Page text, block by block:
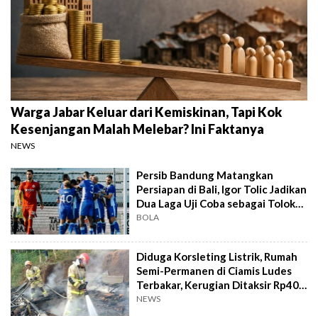
Warga Jabar Keluar dari Kemiskinan, Tapi Kok
Kesenjangan Malah Melebar? Ini Faktanya
NEWS
Persib Bandung Matangkan
Persiapan di Bali, Igor Tolic Jadikan
Dua Laga Uji Coba sebagai Tolok
Ukur
BOLA
Diduga Korsleting Listrik, Rumah
Semi-Permanen di Ciamis Ludes
Terbakar, Kerugian Ditaksir Rp40
Juta
NEWS